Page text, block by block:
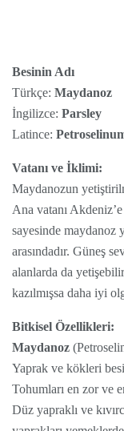
Besinin Adı
Türkçe: Maydanoz
İngilizce: Parsley
Latince:
Vatanı ve İklimi:
Maydanozun
Ana vatanı
sayesinde maydanoz
arasındadır. Güneş
alanlarda da
kazılmışsa daha iyi
Bitkisel Özellikleri:
Maydanoz
Yaprak ve kökleri
Tohumları en zor ve
Düz yapraklı ve